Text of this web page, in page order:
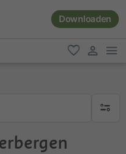
Downloaden
favoriet
geen